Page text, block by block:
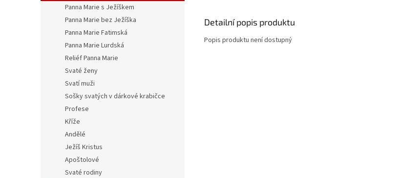
Panna Marie s Ježíškem
Panna Marie bez Ježíška
Panna Marie Fatimská
Panna Marie Lurdská
Reliéf Panna Marie
Svaté ženy
Svatí muži
Sošky svatých v dárkové krabičce
Profese
Kříže
Andělé
Ježíš Kristus
Apoštolové
Svaté rodiny
Detailní popis produktu
Popis produktu není dostupný